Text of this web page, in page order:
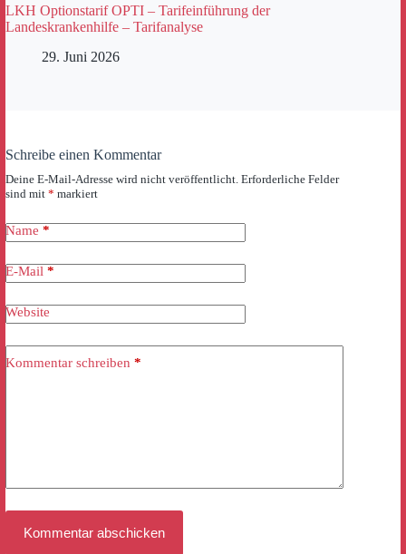
LKH Optionstarif OPTI – Tarifeinführung der
Landeskrankenhilfe – Tarifanalyse
29. Juni 2026
Schreibe einen Kommentar
Deine E-Mail-Adresse wird nicht veröffentlicht. Erforderliche Felder
sind mit * markiert
Name *
E-Mail *
Website
Kommentar schreiben *
Kommentar abschicken